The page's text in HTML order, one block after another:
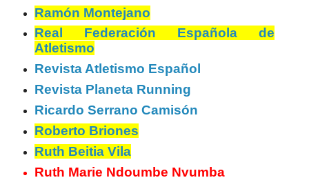
Ramón Montejano
Real Federación Española de
Atletismo
Revista Atletismo Español
Revista Planeta Running
Ricardo Serrano Camisón
Roberto Briones
Ruth Beitia Vila
Ruth Marie Ndoumbe Nvumba